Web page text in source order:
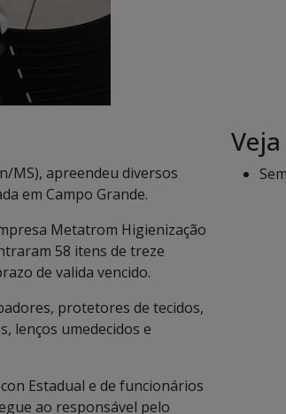
MS), apreendeu diversos
em Campo Grande.
Metatrom Higienização
58 itens de treze
de valida vencido.
protetores de tecidos,
lenços umedecidos e
Estadual e de funcionários
ao responsável pelo